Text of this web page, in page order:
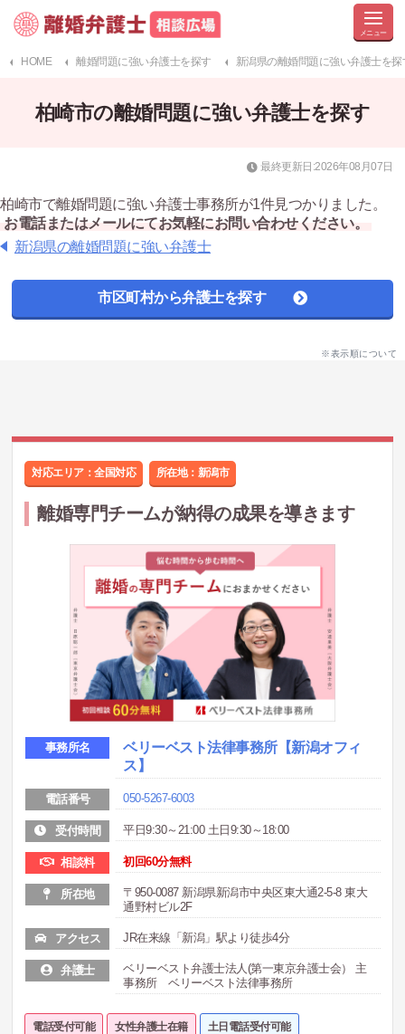
HOME 離婚問題に強い弁護士を探す 新潟県の離婚問題に強い弁護士を探
柏崎市の離婚問題に強い弁護士を探す
最終更新日:2026年08月07日
柏崎市で離婚問題に強い弁護士事務所が1件見つかりました。
お電話またはメールにてお気軽にお問い合わせください。
新潟県の離婚問題に強い弁護士
市区町村から弁護士を探す
※表示順について
対応エリア：全国対応 所在地： 新潟市
離婚専門チームが納得の成果を導きます
事務所名 ベリーベスト法律事務所【新潟オフィ
ス】
電話番号 050-5267-6003
受付時間 平日9:30～21:00 土日9:30～18:00
相談料 初回60分無料
所在地
〒950-0087 新潟県新潟市中央区東大通2-5-8 東大
通野村ビル2F
アクセス JR在来線「新潟」駅より徒歩4分
弁護士
ベリーベスト弁護士法人(第一東京弁護士会） 主
事務所 ベリーベスト法律事務所
電話受付可能 女性弁護士在籍 土日電話受付可能